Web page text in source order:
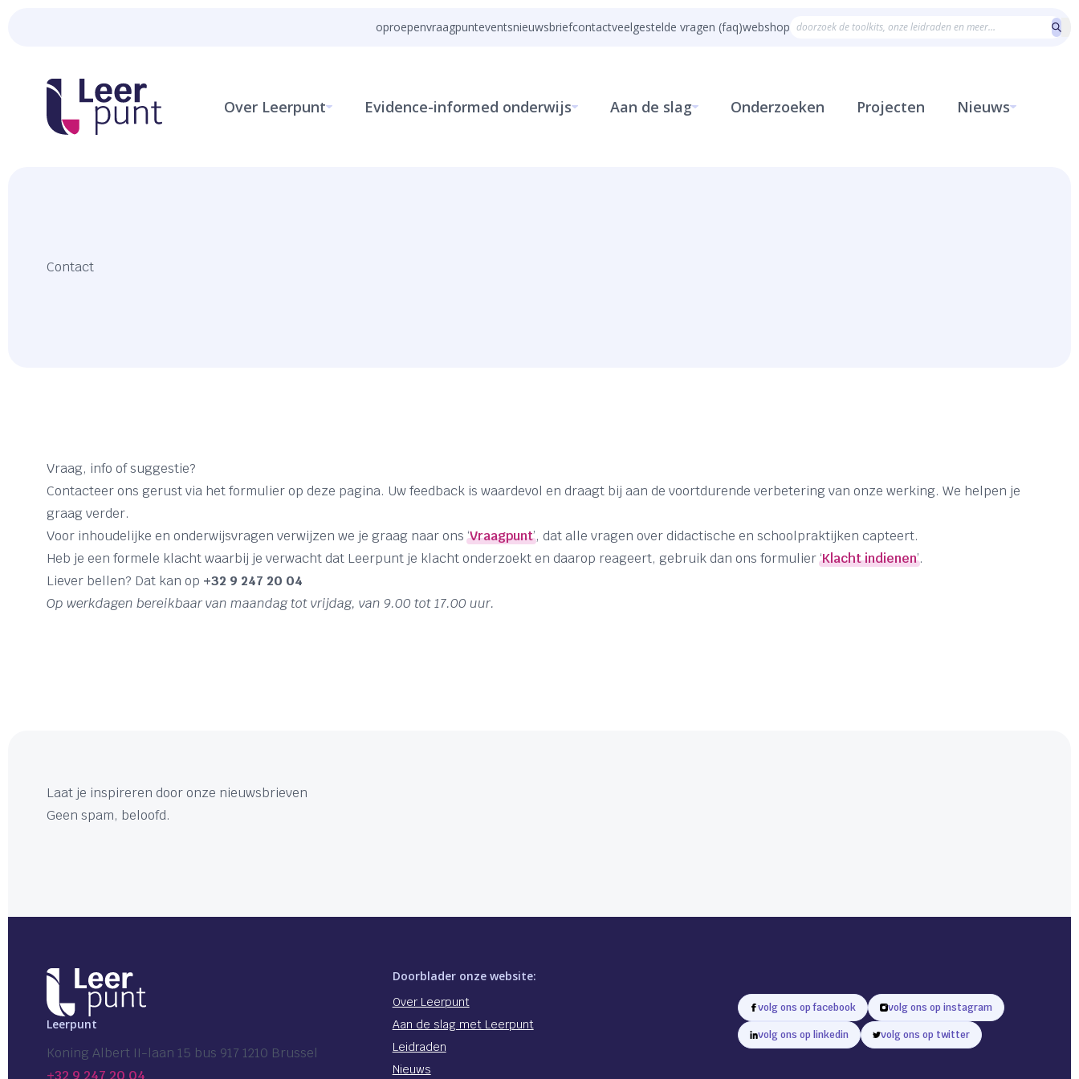
oproepenvraagpunteventsnieuwsbriefcontactveelgestelde vragen (faq)webshop
Over Leerpunt Evidence-informed onderwijs Aan de slag Onderzoeken Projecten Nieuws
Contact
Vraag, info of suggestie?
Contacteer ons gerust via het formulier op deze pagina. Uw feedback is waardevol en draagt bij aan de voortdurende verbetering van onze werking. We helpen je
graag verder.
Voor inhoudelijke en onderwijsvragen verwijzen we je graag naar ons ‘Vraagpunt’, dat alle vragen over didactische en schoolpraktijken capteert.
Heb je een formele klacht waarbij je verwacht dat Leerpunt je klacht onderzoekt en daarop reageert, gebruik dan ons formulier ‘Klacht indienen’.
Liever bellen? Dat kan op +32 9 247 20 04
Op werkdagen bereikbaar van maandag tot vrijdag, van 9.00 tot 17.00 uur.
Laat je inspireren door onze nieuwsbrieven
Geen spam, beloofd.
Leerpunt
Koning Albert II-laan 15 bus 917 1210 Brussel
+32 9 247 20 04
Doorblader onze website:
Over Leerpunt
Aan de slag met Leerpunt
Leidraden
Nieuws
volg ons op facebook volg ons op instagram
volg ons op linkedin volg ons op twitter